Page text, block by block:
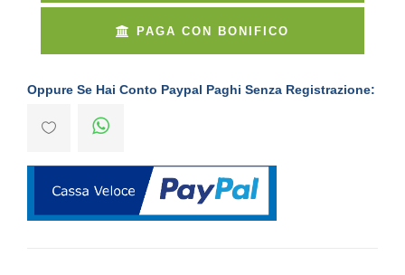
PAGA CON BONIFICO
Oppure Se Hai Conto Paypal Paghi Senza Registrazione: